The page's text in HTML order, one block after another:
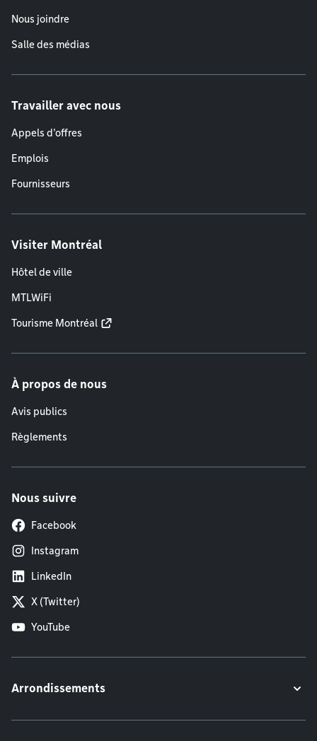
Nous joindre
Salle des médias
Travailler avec nous
Appels d'offres
Emplois
Fournisseurs
Visiter Montréal
Hôtel de ville
MTLWiFi
Tourisme Montréal
À propos de nous
Avis publics
Règlements
Nous suivre
Facebook
Instagram
LinkedIn
X (Twitter)
YouTube
Arrondissements